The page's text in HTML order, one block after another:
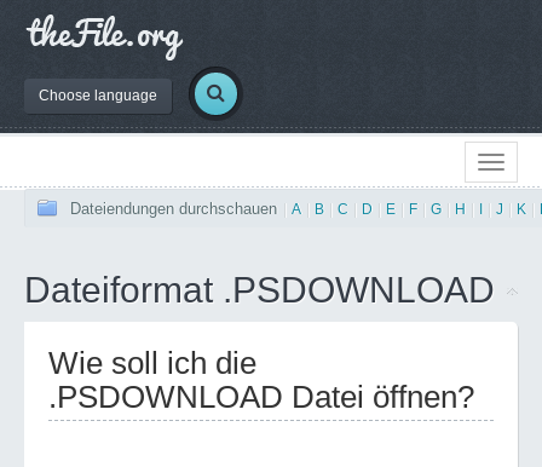
Choose language
Dateiendungen durchschauen A B C D E F G H J K
Dateiformat .PSDOWNLOAD
Wie soll ich die
.PSDOWNLOAD Datei öffnen?